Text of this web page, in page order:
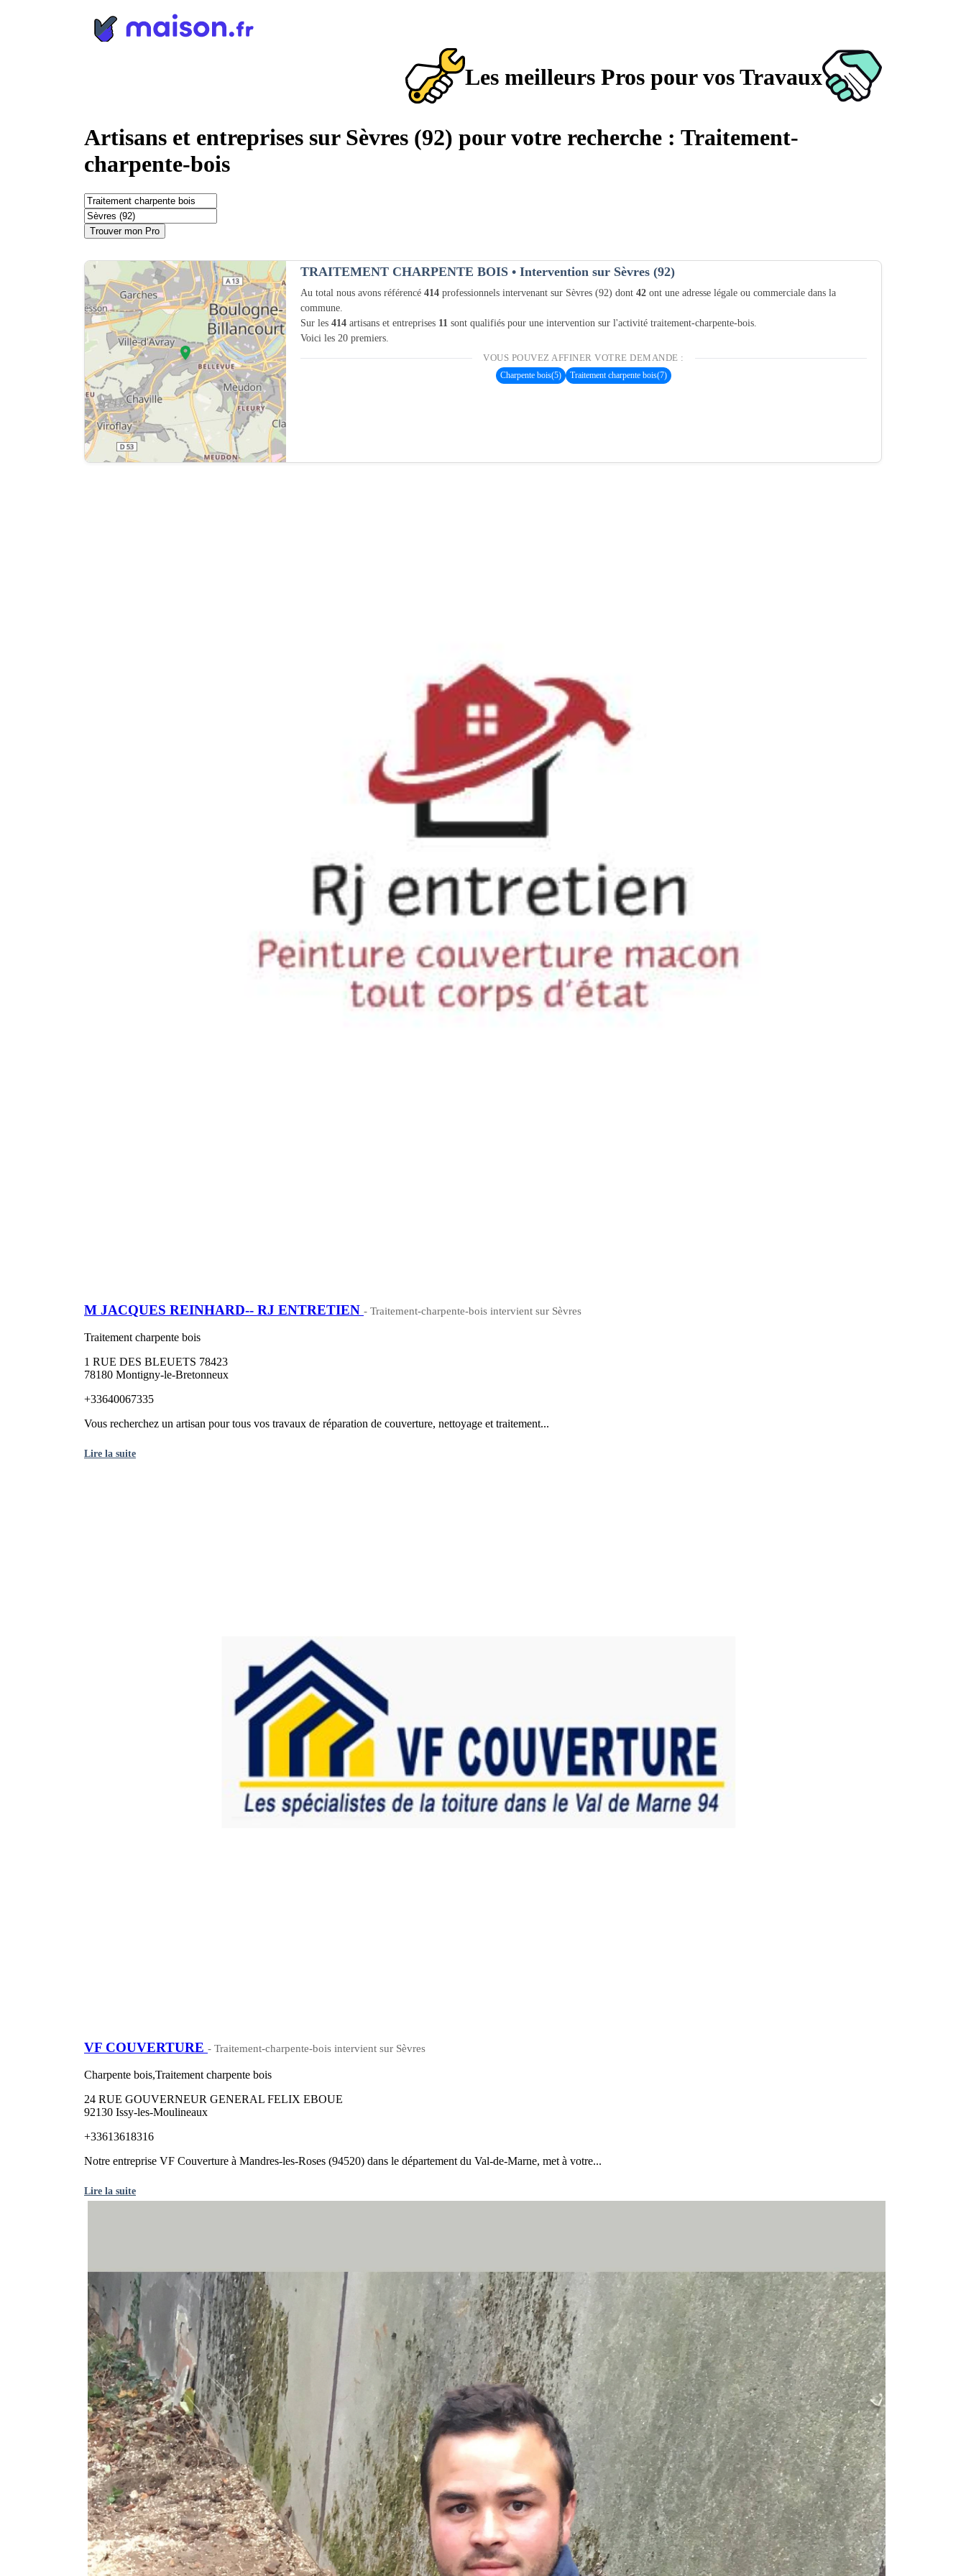
Les meilleurs Pros pour vos Travaux
Artisans et entreprises sur Sèvres (92) pour votre recherche : Traitement-
charpente-bois
Trouver mon Pro
TRAITEMENT CHARPENTE BOIS • Intervention sur Sèvres (92)
Au total nous avons référencé 414 professionnels intervenant sur Sèvres (92) dont 42 ont une adresse légale ou commerciale dans la
commune.
Sur les 414 artisans et entreprises 11 sont qualifiés pour une intervention sur l'activité traitement-charpente-bois.
Voici les 20 premiers.
VOUS POUVEZ AFFINER VOTRE DEMANDE :
Charpente bois(5) Traitement charpente bois(7)
M JACQUES REINHARD-- RJ ENTRETIEN - Traitement-charpente-bois intervient sur Sèvres
Traitement charpente bois
1 RUE DES BLEUETS 78423
78180 Montigny-le-Bretonneux
+33640067335
Vous recherchez un artisan pour tous vos travaux de réparation de couverture, nettoyage et traitement...
Lire la suite
VF COUVERTURE - Traitement-charpente-bois intervient sur Sèvres
Charpente bois,Traitement charpente bois
24 RUE GOUVERNEUR GENERAL FELIX EBOUE
92130 Issy-les-Moulineaux
+33613618316
Notre entreprise VF Couverture à Mandres-les-Roses (94520) dans le département du Val-de-Marne, met à votre...
Lire la suite